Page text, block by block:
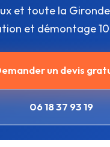
et toute la
et démontage
un devis
06 18 37 93 19